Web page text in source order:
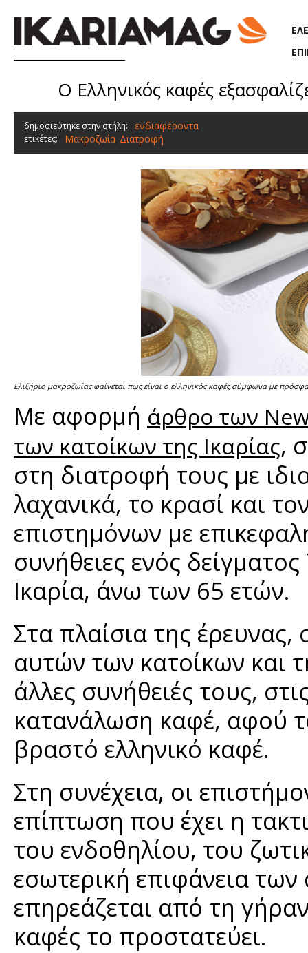
Ο Ελληνικός καφές
δημοσιεύτηκε στην στήλη: ενδιαφέροντα
ετικέτες: Μακροζωία, Διατροφή
Ελιξήριο μακροζωΐας φαίνεται πως είναι ο ελληνικός καφές σύμφωνα με
Με αφορμή άρθρο των
των κατοίκων της Ικαρίας,
στη διατροφή τους με
λαχανικά, το κρασί και
επιστημόνων με
συνήθειες ενός
Ικαρία, άνω των 65 ετών.
Στα πλαίσια της έρευνας,
αυτών των κατοίκων και
άλλες συνήθειές τους,
κατανάλωση καφέ, αφού
βραστό ελληνικό καφέ.
Στη συνέχεια, οι
επίπτωση που έχει η
του ενδοθηλίου, του
εσωτερική επιφάνεια
επηρεάζεται από τη
καφές το προστατεύει.